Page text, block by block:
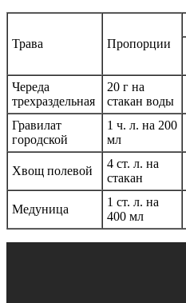
Трава Пропорции
Череда
трехраздельная
20 г на
стакан воды
Гравилат
городской
1 ч. л. на 200
мл
Хвощ полевой
4 ст. л. на
стакан
Медуница
1 ст. л. на
400 мл